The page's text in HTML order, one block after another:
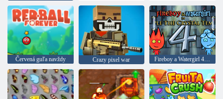
Červená guľa navždy Crazy pixel war Fireboy a Watergirl 4: Crystal Temple